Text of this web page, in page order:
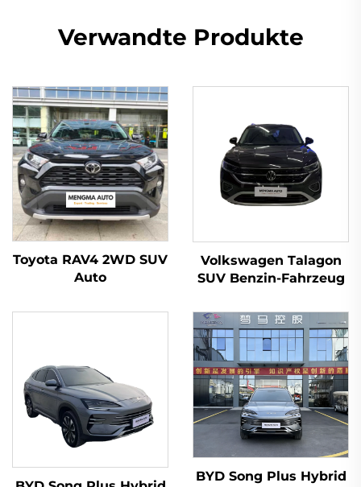
Verwandte Produkte
Toyota RAV4 2WD SUV
Auto
Volkswagen Talagon
SUV Benzin-Fahrzeug
BYD Song Plus Hybrid